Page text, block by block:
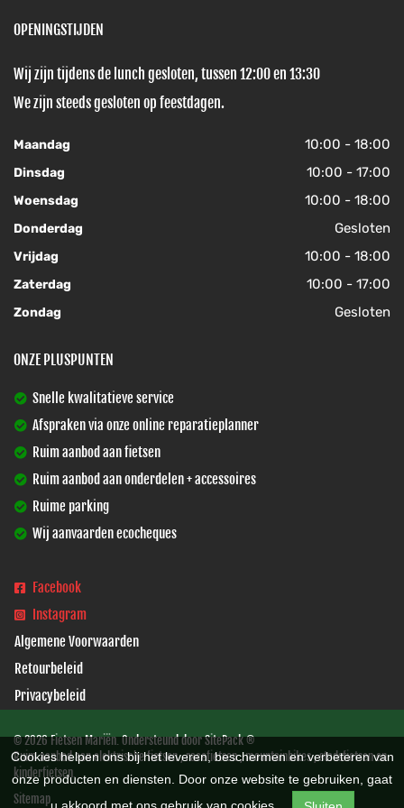
OPENINGSTIJDEN
Wij zijn tijdens de lunch gesloten, tussen 12:00 en 13:30
We zijn steeds gesloten op feestdagen.
Maandag 10:00 - 18:00
Dinsdag 10:00 - 17:00
Woensdag 10:00 - 18:00
Donderdag Gesloten
Vrijdag 10:00 - 18:00
Zaterdag 10:00 - 17:00
Zondag Gesloten
ONZE PLUSPUNTEN
Snelle kwalitatieve service
Afspraken via onze online reparatieplanner
Ruim aanbod aan fietsen
Ruim aanbod aan onderdelen + accessoires
Ruime parking
Wij aanvaarden ecocheques
Facebook
Instagram
Algemene Voorwaarden
Retourbeleid
Privacybeleid
© 2026 Fietsen Mariën. Ondersteund doorSitePack ®
Ruim aanbod aan elektrische fietsen , racefietsen , mountainbikes , stadsfietsen en
kinderfietsen.
Sitemap
Cookies helpen ons bij het leveren, beschermen en verbeteren van
onze producten en diensten. Door onze website te gebruiken, gaat
u akkoord met ons gebruik van cookies.